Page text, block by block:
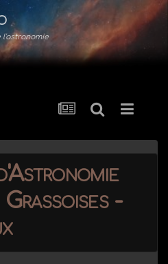
l'astronomie
-